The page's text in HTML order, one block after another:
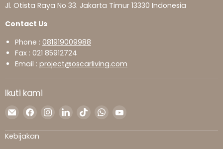
Jl. Otista Raya No 33. Jakarta Timur 13330 Indonesia
Contact Us
Phone : 081919009988
Fax : 021 85912724
Email : project@oscarliving.com
Ikuti kami
Temukan
di
Surel
TemukanTemukanTemukanTemukanTemukan
Kebijakan